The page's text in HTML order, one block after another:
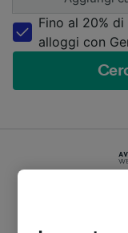
Fino al 20%
alloggi con